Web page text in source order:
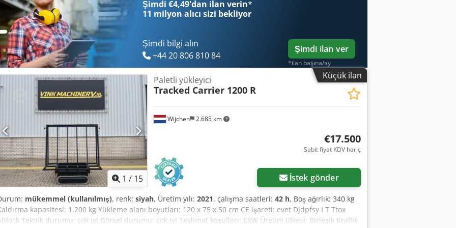
Şimdi €4,49'dan ilan verin*
11 milyon alıcı sizi bekliyor
Şimdi bilgi alın
+44 20 806 810 84
Şimdi ilan ver
*ilan başına/ay
Küçük ilan
1 / 15
Wijchen 2.685 km
Paletli yükleyici
Tracked Carrier 1200 R
€17.500
Sabit fiyat KDV hariç
İstek gönder
mükemmel (kullanılmış), renk: siyah, Üretim yılı: 2021, çalışma saatleri: 42 h, Boş ağırlık: 340 kg
kapasitesi: 1.200 kg Yükleme alanı boyutları: 120 x 75 x 50 cm CE işareti: evet Djdpfsy I T Ttox
Teknik durumu: çok iyi Görsel durumu: çok iyi Teslimat koşulları: EXW Üretim ülkesi: Birleşik Krallık